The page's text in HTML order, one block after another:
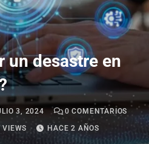
un desastre en
3, 2024 0 COMENTARIOS
VIEWS HACE 2 AÑOS